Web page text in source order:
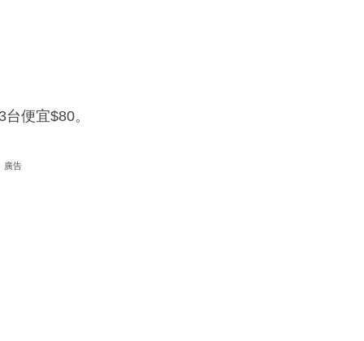
便宜$80。
廣告